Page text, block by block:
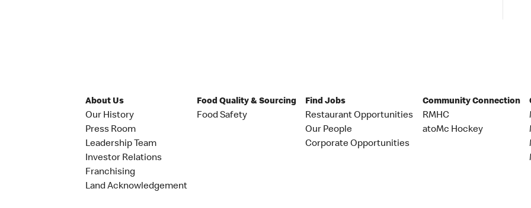
About Us
Our History
Press Room
Leadership Team
Investor Relations
Franchising
Land Acknowledgement
Food Quality & Sourcing
Food Safety
Find Jobs
Restaurant Opportunities
Our People
Corporate Opportunities
Community Connection
RMHC
atoMc Hockey